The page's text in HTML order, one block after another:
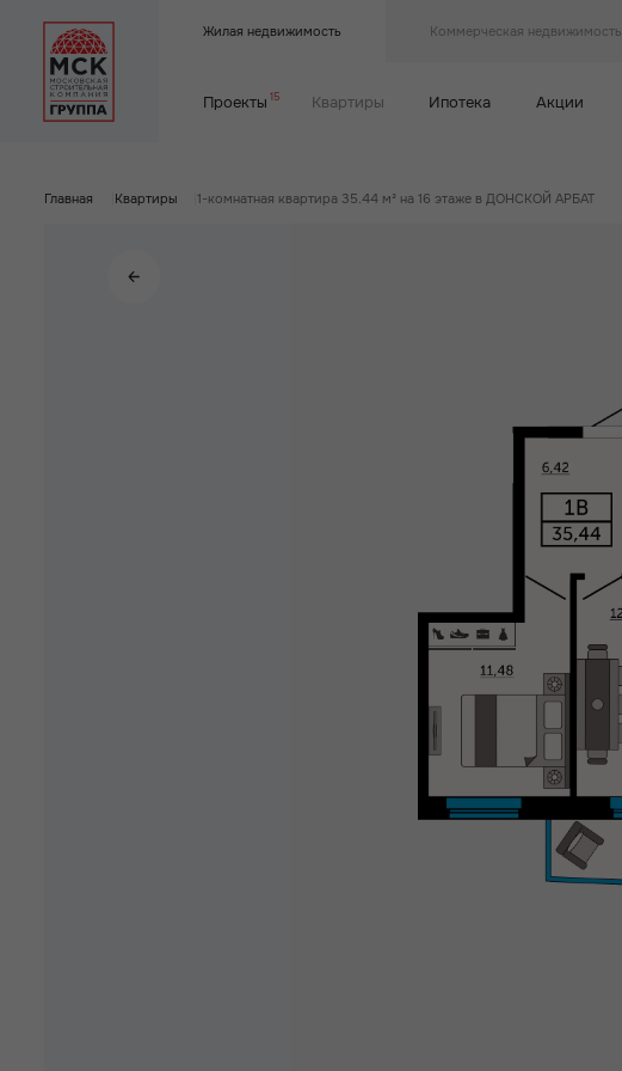
Жилая недвижимость Коммерческая недвижимость
Проекты 15 Квартиры Ипотека Акции
Главная Квартиры 1-комнатная квартира 35.44 м² на 16 этаже в ДОНСКОЙ АРБАТ